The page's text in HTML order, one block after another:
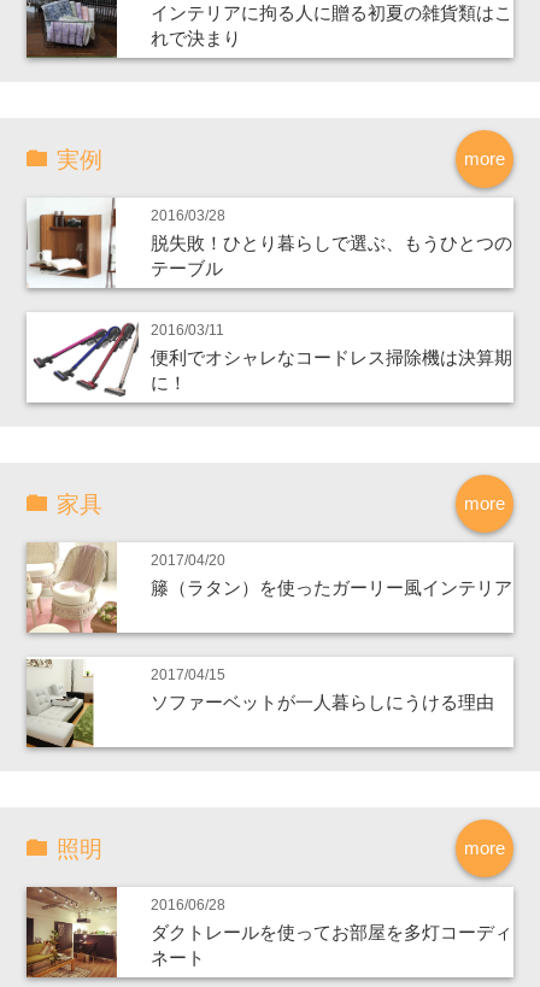
インテリアに拘る人に贈る初夏の雑貨類はこ
れで決まり
more
実例
2016/03/28
脱失敗！ひとり暮らしで選ぶ、もうひとつの
テーブル
2016/03/11
便利でオシャレなコードレス掃除機は決算期
に！
more
家具
2017/04/20
籐（ラタン）を使ったガーリー風インテリア
2017/04/15
ソファーベットが一人暮らしにうける理由
more
照明
2016/06/28
ダクトレールを使ってお部屋を多灯コーディ
ネート